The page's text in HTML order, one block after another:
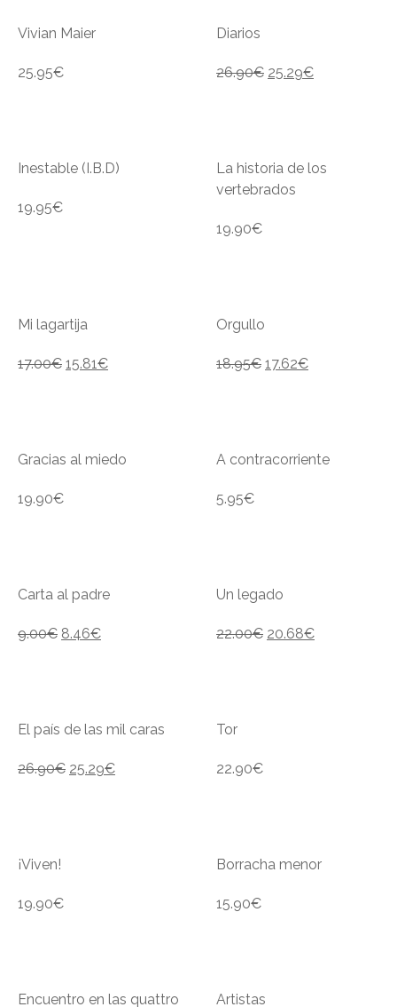
Vivian Maier
25.95€
Diarios
26.90€ 25.29€
Inestable (I.B.D)
19.95€
La historia de los
vertebrados
19.90€
Mi lagartija
17.00€ 15.81€
Orgullo
18.95€ 17.62€
Gracias al miedo
19.90€
A contracorriente
5.95€
Carta al padre
9.00€ 8.46€
Un legado
22.00€ 20.68€
El país de las mil caras
26.90€ 25.29€
Tor
22.90€
¡Viven!
19.90€
Borracha menor
15.90€
Encuentro en las quattro Artistas